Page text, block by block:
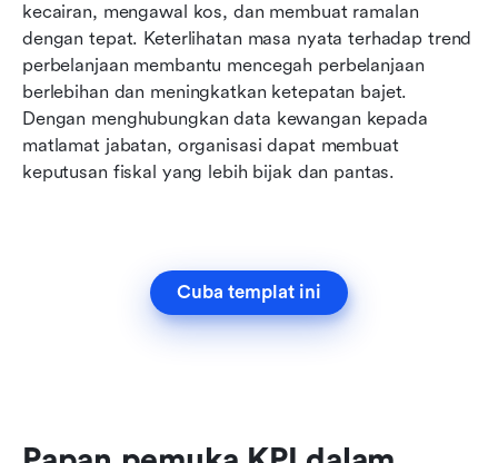
kecairan, mengawal kos, dan membuat ramalan
dengan tepat. Keterlihatan masa nyata terhadap trend
perbelanjaan membantu mencegah perbelanjaan
berlebihan dan meningkatkan ketepatan bajet.
Dengan menghubungkan data kewangan kepada
matlamat jabatan, organisasi dapat membuat
keputusan fiskal yang lebih bijak dan pantas.
Cuba templat ini